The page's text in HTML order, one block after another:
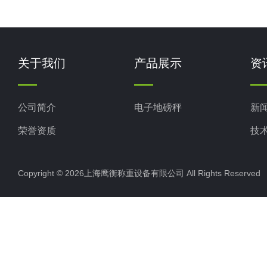
关于我们
公司简介
荣誉资质
产品展示
电子地磅秤
资
新
技
Copyright © 2026上海鹰衡称重设备有限公司 All Rights